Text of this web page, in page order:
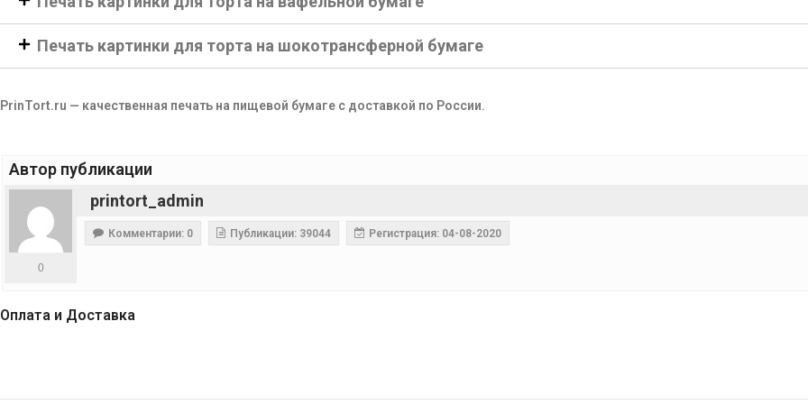
Печать картинки для торта на шокотрансферной бумаге
PrinTort.ru — качественная печать на пищевой бумаге с доставкой по России.
Автор публикации
printort_admin
0
Комментарии: 0 Публикации: 39044 Регистрация: 04-08-2020
Оплата и Доставка